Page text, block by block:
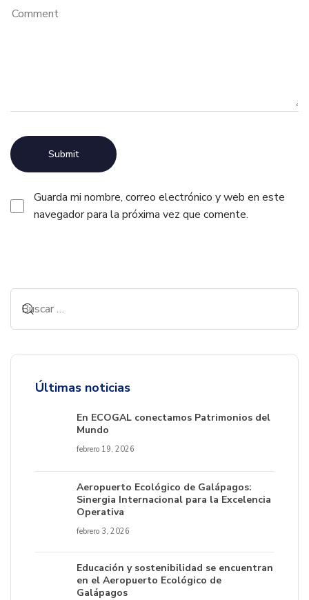
Guarda mi nombre, correo electrónico y web en este
navegador para la próxima vez que comente.
Últimas noticias
En ECOGAL conectamos Patrimonios del
Mundo
febrero 19, 2026
Aeropuerto Ecológico de Galápagos:
Sinergia Internacional para la Excelencia
Operativa
febrero 3, 2026
Educación y sostenibilidad se encuentran
en el Aeropuerto Ecológico de
Galápagos